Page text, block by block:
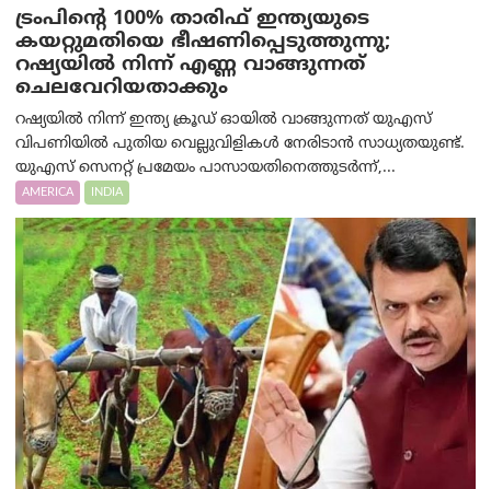
ട്രം‌പിന്റെ 100% താരിഫ് ഇന്ത്യയുടെ
കയറ്റുമതിയെ ഭീഷണിപ്പെടുത്തുന്നു;
റഷ്യയിൽ നിന്ന് എണ്ണ വാങ്ങുന്നത്
ചെലവേറിയതാക്കും
റഷ്യയിൽ നിന്ന് ഇന്ത്യ ക്രൂഡ് ഓയിൽ വാങ്ങുന്നത് യുഎസ്
വിപണിയിൽ പുതിയ വെല്ലുവിളികൾ നേരിടാൻ സാധ്യതയുണ്ട്.
യുഎസ് സെനറ്റ് പ്രമേയം പാസായതിനെത്തുടർന്ന്,...
AMERICA INDIA